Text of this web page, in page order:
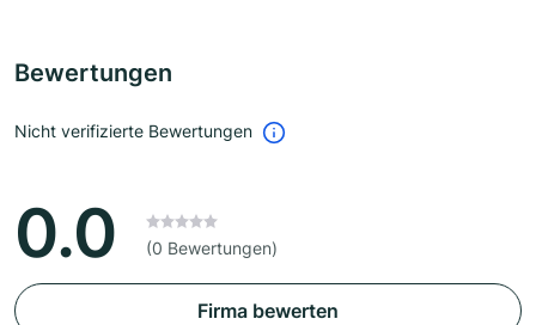
Bewertungen
Nicht verifizierte Bewertungen
0.0 (0 Bewertungen)
Firma bewerten